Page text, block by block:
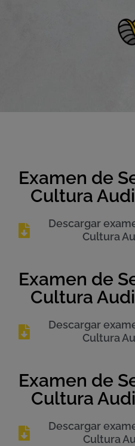
Examen de
Cultura
Descargar
Cultura
Examen de
Cultura
Descargar
Cultura
Examen de
Cultura
Descargar
Cultura